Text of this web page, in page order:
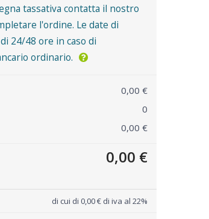
tassativa contatta il nostro
l'ordine. Le date di
24/48 ore in caso di
ordinario.
0,00 €
0
0,00 €
0,00 €
di cui di 0,00 € di iva al 22%